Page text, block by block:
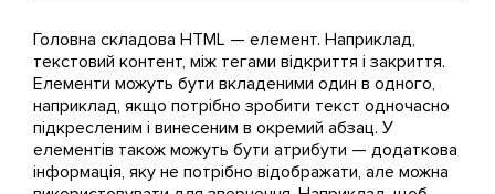
Головна складова HTML — елемент. Наприклад,
текстовий контент, між тегами відкриття і закриття.
Елементи можуть бути вкладеними один в одного,
наприклад, якщо потрібно зробити текст одночасно
підкресленим і винесеним в окремий абзац. У
елементів також можуть бути атрибути — додаткова
інформація, яку не потрібно відображати, але можна